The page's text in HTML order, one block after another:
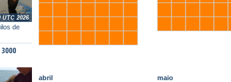
de
UTC 2026
abril maio